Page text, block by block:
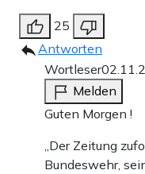
25
Antworten
Wortleser
Melden
Guten Morgen !
„Der Zeitung
Bundeswehr,